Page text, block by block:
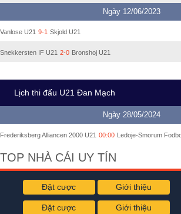
Ngày 12/06/2023
Vanlose U21 9-1 Skjold U21
Snekkersten IF U21 2-0 Bronshoj U21
Lịch thi đấu U21 Đan Mạch
Ngày 28/05/2024
Frederiksberg Alliancen 2000 U21 00:00 Ledoje-Smorum
TOP NHÀ CÁI UY TÍN
Đặt cược Giới thiệu
Đặt cược Giới thiệu